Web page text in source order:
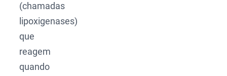
(chamadas
lipoxigenases)
que
reagem
quando